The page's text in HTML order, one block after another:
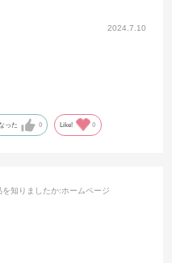
2024.7.10
った 0 Like! 0
を知りましたか:ホームページ